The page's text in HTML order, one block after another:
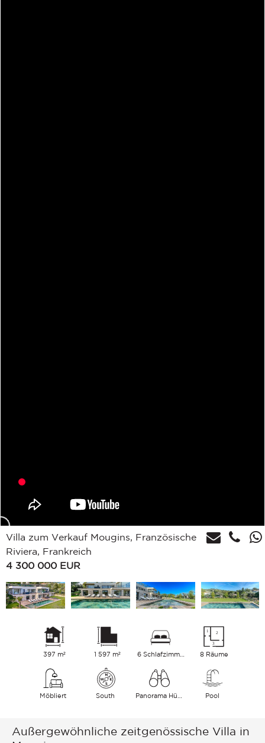
Villa zum Verkauf Mougins, Französische
Riviera, Frankreich
4 300 000 EUR
397 m² 1 597 m² 6 Schlafzimmer 8 Räume
Möbliert South Pool
Außergewöhnliche zeitgenössische Villa in